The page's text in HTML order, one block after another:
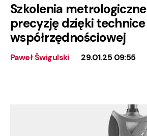
Szkolenia
precyzję dzięki technice
współrzędnościowej
Paweł Świgulski 29.01.25 09:55